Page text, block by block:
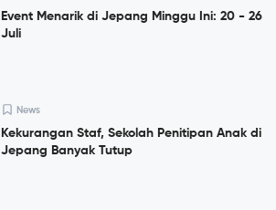
Event Menarik di Jepang Minggu Ini: 20 - 26
Juli
News
Kekurangan Staf, Sekolah Penitipan Anak di
Jepang Banyak Tutup